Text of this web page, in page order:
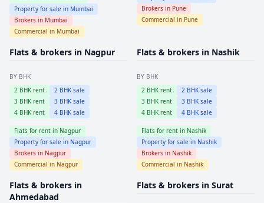
Property for sale in Mumbai
Brokers in Mumbai
Commercial in Mumbai
Brokers in Pune
Commercial in Pune
Flats & brokers in Nagpur
BY BHK
2 BHK rent 2 BHK sale
3 BHK rent 3 BHK sale
4 BHK rent 4 BHK sale
Flats for rent in Nagpur
Property for sale in Nagpur
Brokers in Nagpur
Commercial in Nagpur
Flats & brokers in Nashik
BY BHK
2 BHK rent 2 BHK sale
3 BHK rent 3 BHK sale
4 BHK rent 4 BHK sale
Flats for rent in Nashik
Property for sale in Nashik
Brokers in Nashik
Commercial in Nashik
Flats & brokers in
Ahmedabad
Flats & brokers in Surat